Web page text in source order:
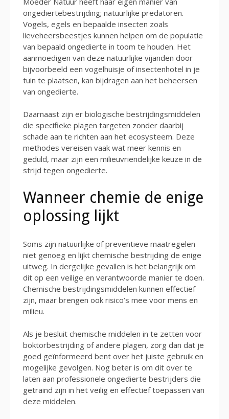
ongediertebestrijding; natuurlijke predatoren.
Vogels, egels en bepaalde insecten zoals
lieveheersbeestjes kunnen helpen om de populatie
van bepaald ongedierte in toom te houden. Het
aanmoedigen van deze natuurlijke vijanden door
bijvoorbeeld een vogelhuisje of insectenhotel in je
tuin te plaatsen, kan bijdragen aan het beheersen
van ongedierte.
Daarnaast zijn er biologische bestrijdingsmiddelen
die specifieke plagen targeten zonder daarbij
schade aan te richten aan het ecosysteem. Deze
methodes vereisen vaak wat meer kennis en
geduld, maar zijn een milieuvriendelijke keuze in de
strijd tegen ongedierte.
Wanneer chemie de enige
oplossing lijkt
Soms zijn natuurlijke of preventieve maatregelen
niet genoeg en lijkt chemische bestrijding de enige
uitweg. In dergelijke gevallen is het belangrijk om
dit op een veilige en verantwoorde manier te doen.
Chemische bestrijdingsmiddelen kunnen effectief
zijn, maar brengen ook risico’s mee voor mens en
milieu.
Als je besluit chemische middelen in te zetten voor
boktorbestrijding of andere plagen, zorg dan dat je
goed geïnformeerd bent over het juiste gebruik en
mogelijke gevolgen. Nog beter is om dit over te
laten aan professionele ongedierte bestrijders die
getraind zijn in het veilig en effectief toepassen van
deze middelen.